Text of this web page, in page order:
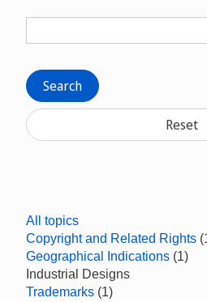
Search
Reset
All topics
Copyright and Related Rights
Geographical Indications (1)
Industrial Designs
Trademarks (1)